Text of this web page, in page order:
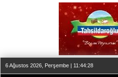
6 Ağustos 2026, Perşembe | 11:44:29